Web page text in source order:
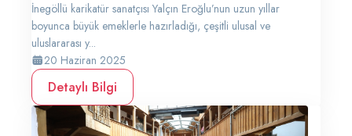
İnegöllü karikatür sanatçısı Yalçın Eroğlu’nun uzun yıllar
boyunca büyük emeklerle hazırladığı, çeşitli ulusal ve
uluslararası y...
20 Haziran 2025
Detaylı Bilgi